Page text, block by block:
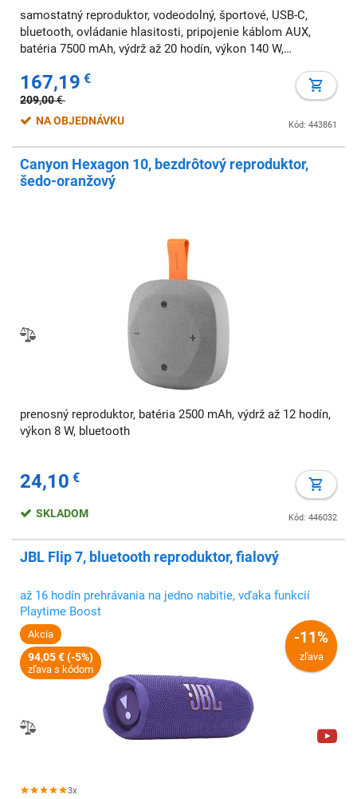
samostatný reproduktor, vodeodolný, športové, USB-C,
bluetooth, ovládanie hlasitosti, pripojenie káblom AUX,
batéria 7500 mAh, výdrž až 20 hodín, výkon 140 W,
167,19 €
209,00€
Kód: 443861
NA OBJEDNÁVKU
Canyon Hexagon 10, bezdrôtový reproduktor,
šedo-oranžový
prenosný reproduktor, batéria 2500 mAh, výdrž až 12 hodín,
výkon 8 W, bluetooth
24,10 €
Kód: 446032
SKLADOM
JBL Flip 7, bluetooth reproduktor, fialový
až 16 hodín prehrávania na jedno nabitie, vďaka funkcií
Playtime Boost
Akcia
94,05 € (-5%)
zľava s kódom
-11%
zľava
3x